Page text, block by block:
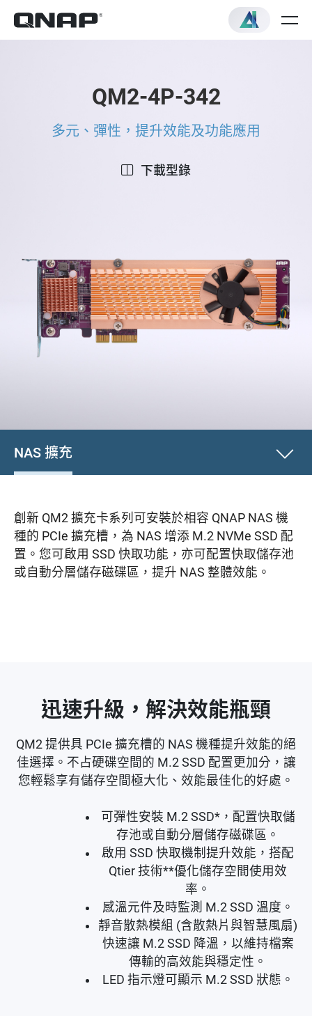
QM2-4P-342
多元、彈性，提升效能及功能應用
下載型錄
NAS 擴充
創新 QM2 擴充卡系列可安裝於相容 QNAP NAS 機
種的 PCIe 擴充槽，為 NAS 增添 M.2 NVMe SSD 配
置。您可啟用 SSD 快取功能，亦可配置快取儲存池
或自動分層儲存磁碟區，提升 NAS 整體效能。
迅速升級，解決效能瓶頸
QM2 提供具 PCIe 擴充槽的 NAS 機種提升效能的絕
佳選擇。不占硬碟空間的 M.2 SSD 配置更加分，讓
您輕鬆享有儲存空間極大化、效能最佳化的好處。
可彈性安裝 M.2 SSD*，配置快取儲
存池或自動分層儲存磁碟區。
啟用 SSD 快取機制提升效能，搭配
Qtier 技術**優化儲存空間使用效
率。
感溫元件及時監測 M.2 SSD 溫度。
靜音散熱模組 (含散熱片與智慧風扇)
快速讓 M.2 SSD 降溫，以維持檔案
傳輸的高效能與穩定性。
LED 指示燈可顯示 M.2 SSD 狀態。